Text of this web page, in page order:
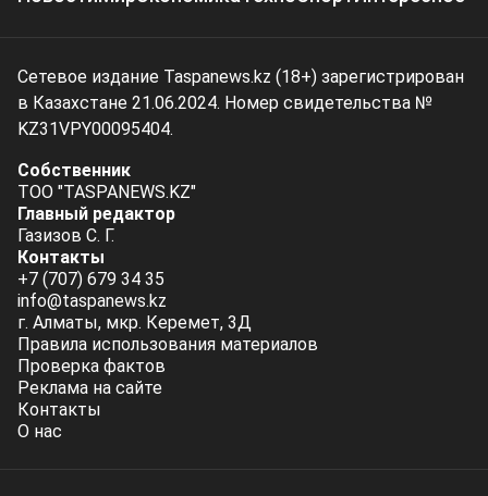
Сетевое издание Taspanews.kz (18+) зарегистрирован
в Казахстане 21.06.2024. Номер свидетельства №
KZ31VPY00095404.
Собственник
ТОО "TASPANEWS.KZ"
Главный редактор
Газизов С. Г.
Контакты
+7 (707) 679 34 35
info@taspanews.kz
г. Алматы, мкр. Керемет, 3Д
Правила использования материалов
Проверка фактов
Реклама на сайте
Контакты
О нас